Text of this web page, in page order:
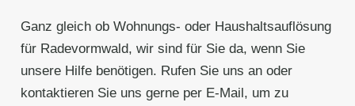
Ganz gleich ob Wohnungs- oder Haushaltsauflösung
für Radevormwald, wir sind für Sie da, wenn Sie
unsere Hilfe benötigen. Rufen Sie uns an oder
kontaktieren Sie uns gerne per E-Mail, um zu